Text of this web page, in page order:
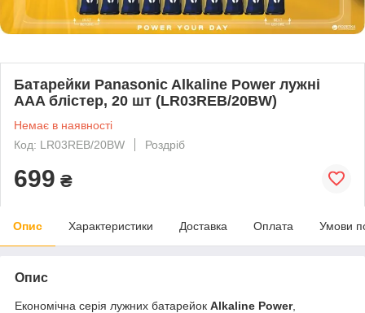
Батарейки Panasonic Alkaline Power лужні
AAA блістер, 20 шт (LR03REB/20BW)
Немає в наявності
Код: LR03REB/20BW
Роздріб
699 ₴
Опис Характеристики Доставка Оплата Умови
Опис
Економічна серія лужних батарейок Alkaline Power,